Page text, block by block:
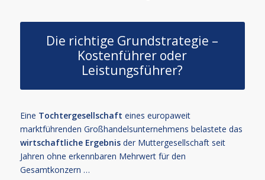
Die richtige Grundstrategie –
Kostenführer oder
Leistungsführer?
Eine Tochtergesellschaft eines europaweit
marktführenden Großhandelsunternehmens belastete das
wirtschaftliche Ergebnisder Muttergesellschaft seit
Jahren ohne erkennbaren Mehrwert für den
Gesamtkonzern …